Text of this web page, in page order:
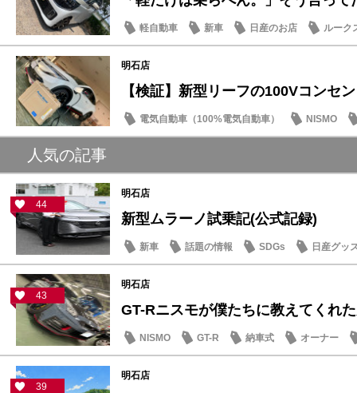
軽自動車 新車 日産のお店 ルーク
明石店
【検証】新型リーフの100Vコンセ
電気自動車（100%電気自動車）
NISMO
SDGs
人気の記事
44
明石店
新型ムラーノ試乗記(公式記録)
新車 話題の情報 SDGs 日産グッ
43
明石店
GT-Rニスモが僕たちに教えてくれ
NISMO GT-R 納車式 オーナー
39
明石店